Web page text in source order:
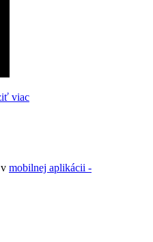
viac
mobilnej aplikácii -